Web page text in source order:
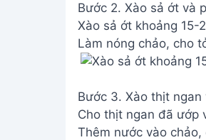
Bước 2. Xào sả ớt và
Xào sả ớt khoảng 15-
Làm nóng chảo, cho
Bước 3. Xào thịt ngan
Cho thịt ngan đã ướp
Thêm nước vào